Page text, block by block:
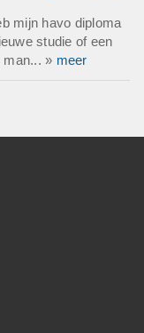
mijn havo diploma
studie of een
man... » meer